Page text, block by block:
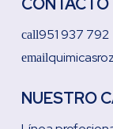
call951 937 792
email
NUESTRO